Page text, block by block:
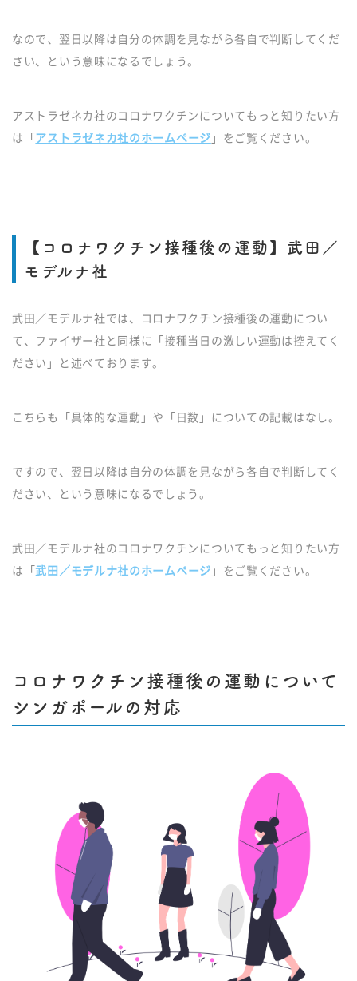
なので、翌日以降は自分の体調を見ながら各自で判断してくだ
さい、という意味になるでしょう。
アストラゼネカ社のコロナワクチンについてもっと知りたい方
は「 アストラゼネカ社のホームページ 」をご覧ください。
【コロナワクチン接種後の運動】武田／
モデルナ社
武田／モデルナ社では、コロナワクチン接種後の運動につい
て、ファイザー社と同様に「接種当日の激しい運動は控えてく
ださい」と述べております。
こちらも「具体的な運動」や「日数」についての記載はなし。
ですので、翌日以降は自分の体調を見ながら各自で判断してく
ださい、という意味になるでしょう。
武田／モデルナ社のコロナワクチンについてもっと知りたい方
は「 武田／モデルナ社のホームページ 」をご覧ください。
コロナワクチン接種後の運動について
シンガポールの対応